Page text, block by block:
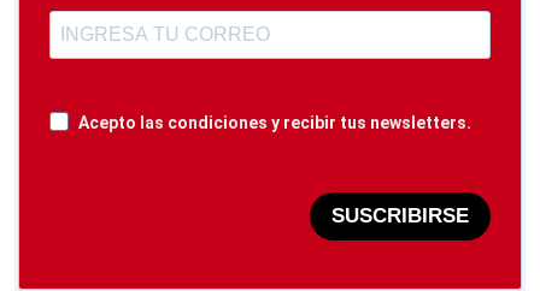
Acepto las condiciones y recibir tus newsletters.
SUSCRIBIRSE